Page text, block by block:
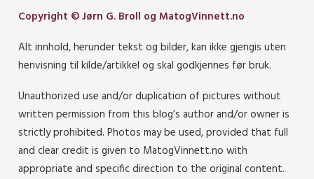
Copyright © Jørn G. Broll og MatogVinnett.no
Alt innhold, herunder tekst og bilder, kan ikke gjengis uten
henvisning til kilde/artikkel og skal godkjennes før bruk.
Unauthorized use and/or duplication of pictures without
written permission from this blog’s author and/or owner is
strictly prohibited. Photos may be used, provided that full
and clear credit is given to MatogVinnett.no with
appropriate and specific direction to the original content.